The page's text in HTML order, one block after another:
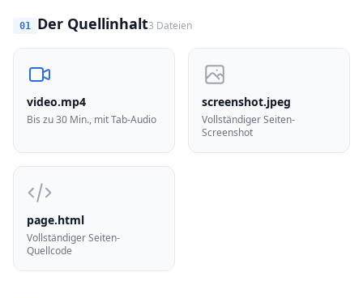
01 Der Quellinhalt3 Dateien
video.mp4
Bis zu 30 Min., mit Tab-Audio
screenshot.jpeg
Vollständiger Seiten-
Screenshot
page.html
Vollständiger Seiten-
Quellcode